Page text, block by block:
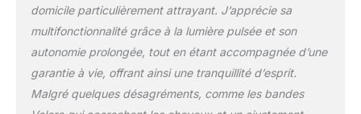
conduit à une peau
rajeunie et saine – sans
produits chimiques
agressifs ni procédures
invasives. Pratique,
portable et confortable :
ce masque à lumière
domicile particulièrement attrayant. J’apprécie sa
multifonctionnalité grâce à la lumière pulsée et son
autonomie prolongée, tout en étant accompagnée d’une
garantie à vie, offrant ainsi une tranquillité d’esprit.
Malgré quelques désagréments, comme les bandes